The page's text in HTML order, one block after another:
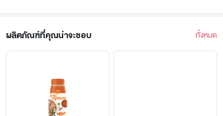
ผลิตภัณฑ์ที่คุณน่าจะชอบ ทั้งหมด